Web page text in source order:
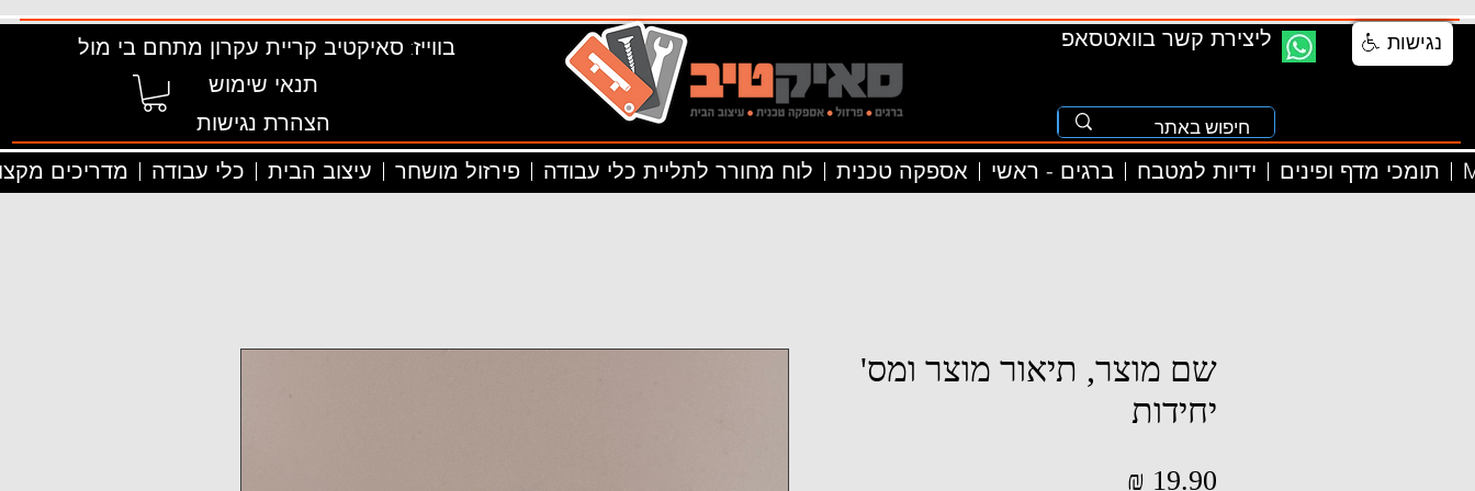
בווייז: סאיקטיב קריית עקרון מתחם בי מול
תנאי שימוש
הצהרת נגישות
ליצירת קשר בוואטסאפ
מדריכים כלי עבודה עיצוב הבית פירזול מושחר לוח מחורר לתליית כלי עבודה אספקה טכנית ברגים - ראשי ידיות למטבח תומכי מדף ופינים
שם מוצר, תיאור מוצר ומס'
יחידות
נגישות